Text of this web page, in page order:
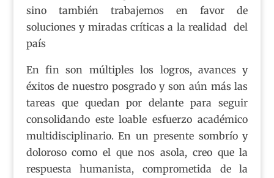
sino también trabajemos en favor de
soluciones y miradas críticas a la realidad del
país
En fin son múltiples los logros, avances y
éxitos de nuestro posgrado y son aún más las
tareas que quedan por delante para seguir
consolidando este loable esfuerzo académico
multidisciplinario. En un presente sombrío y
doloroso como el que nos asola, creo que la
respuesta humanista, comprometida de la